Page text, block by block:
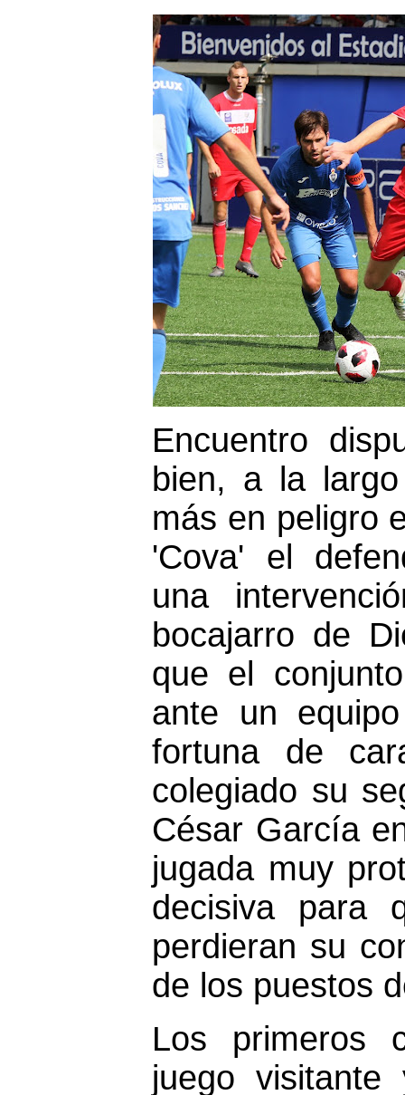
Encuentro
bien, a la
más en peligro
'Cova' el
una
bocajarro de
que el
ante un
fortuna de
colegiado su
César García
jugada muy
decisiva para
perdieran su
de los puestos
Los primeros
juego